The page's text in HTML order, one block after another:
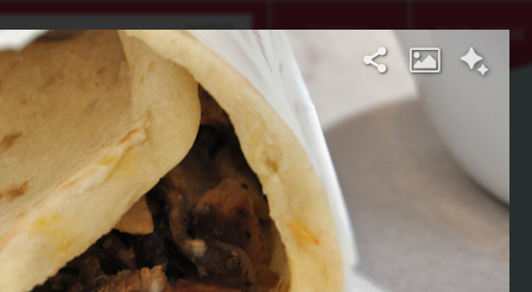
אתגר היום אקדמיה